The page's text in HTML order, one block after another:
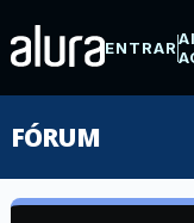
ENTRAR
FÓRUM